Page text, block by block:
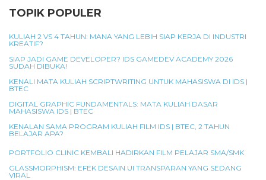
TOPIK POPULER
KULIAH 2 VS 4 TAHUN: MANA YANG LEBIH SIAP KERJA DI INDUSTRI
KREATIF?
SIAP JADI GAME DEVELOPER? IDS GAMEDEV ACADEMY 2026
SUDAH DIBUKA!
KENALI MATA KULIAH SCRIPTWRITING UNTUK MAHASISWA DI IDS |
BTEC
DIGITAL GRAPHIC FUNDAMENTALS: MATA KULIAH DASAR
MAHASISWA IDS | BTEC
KENALAN SAMA PROGRAM KULIAH FILM IDS | BTEC, 2 TAHUN
BELAJAR APA?
PORTFOLIO CLINIC KEMBALI HADIRKAN FILM PELAJAR SMA/SMK
GLASSMORPHISM: EFEK DESAIN UI TRANSPARAN YANG SEDANG
VIRAL